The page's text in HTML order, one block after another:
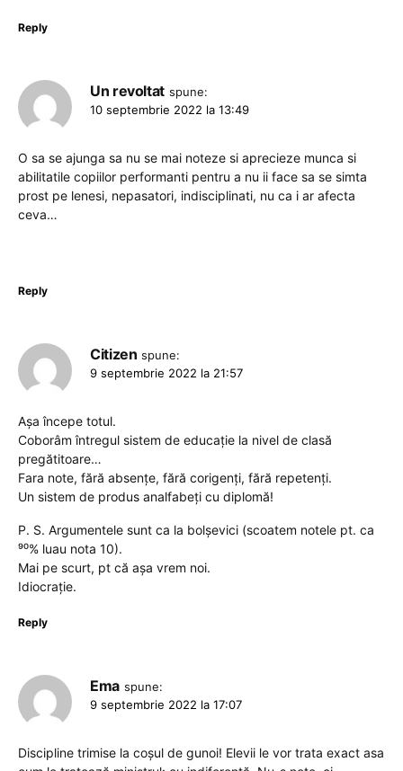
Reply
Un revoltat spune:
10 septembrie 2022 la 13:49
O sa se ajunga sa nu se mai noteze si aprecieze munca si
abilitatile copiilor performanti pentru a nu ii face sa se simta
prost pe lenesi, nepasatori, indisciplinati, nu ca i ar afecta
ceva…
Reply
Citizen spune:
9 septembrie 2022 la 21:57
Așa începe totul.
Coborâm întregul sistem de educație la nivel de clasă
pregătitoare…
Fara note, fără absențe, fără corigenți, fără repetenți.
Un sistem de produs analfabeți cu diplomă!
P. S. Argumentele sunt ca la bolșevici (scoatem notele pt. ca
⁹⁰% luau nota 10).
Mai pe scurt, pt că așa vrem noi.
Idiocrație.
Reply
Ema spune:
9 septembrie 2022 la 17:07
Discipline trimise la coșul de gunoi! Elevii le vor trata exact asa